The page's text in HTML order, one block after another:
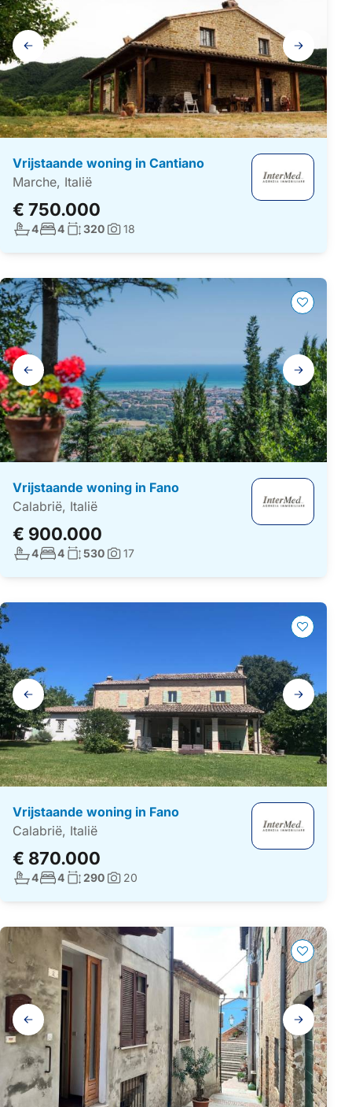
Galerij
navigatie
Vrijstaande woning in Cantiano
Marche, Italië
€ 750.000
Aantal badkamers:
4Aantal slaapkamers:
4Woonoppervlakte:
320Foto's:
18
Galerij
navigatie
Vrijstaande woning in Fano
Calabrië, Italië
€ 900.000
Aantal badkamers:
4Aantal slaapkamers:
4Woonoppervlakte:
530Foto's:
17
Galerij
navigatie
Vrijstaande woning in Fano
Calabrië, Italië
€ 870.000
Aantal badkamers:
4Aantal slaapkamers:
4Woonoppervlakte:
290Foto's:
20
Galerij
navigatie